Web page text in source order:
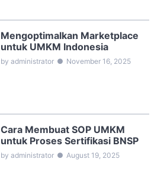
Mengoptimalkan Marketplace
untuk UMKM Indonesia
by administrator ● November 16, 2025
Cara Membuat SOP UMKM
untuk Proses Sertifikasi BNSP
by administrator ● August 19, 2025